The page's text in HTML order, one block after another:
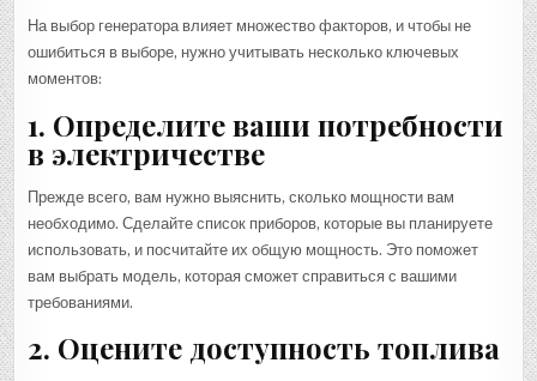
На выбор генератора влияет множество факторов, и чтобы не
ошибиться в выборе, нужно учитывать несколько ключевых
моментов:
1. Определите ваши потребности
в электричестве
Прежде всего, вам нужно выяснить, сколько мощности вам
необходимо. Сделайте список приборов, которые вы планируете
использовать, и посчитайте их общую мощность. Это поможет
вам выбрать модель, которая сможет справиться с вашими
требованиями.
2. Оцените доступность топлива